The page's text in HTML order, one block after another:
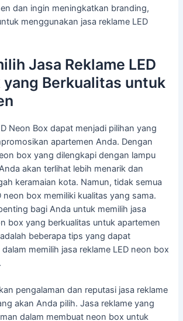
dan ingin meningkatkan branding,
menggunakan jasa reklame LED
Jasa Reklame LED
yang Berkualitas untuk
Neon Box dapat menjadi pilihan yang
apartemen Anda. Dengan
box yang dilengkapi dengan lampu
akan terlihat lebih menarik dan
keramaian kota. Namun, tidak semua
neon box memiliki kualitas yang sama.
bagi Anda untuk memilih jasa
box yang berkualitas untuk apartemen
beberapa tips yang dapat
memilih jasa reklame LED neon box
pengalaman dan reputasi jasa reklame
akan Anda pilih. Jasa reklame yang
dalam membuat neon box untuk